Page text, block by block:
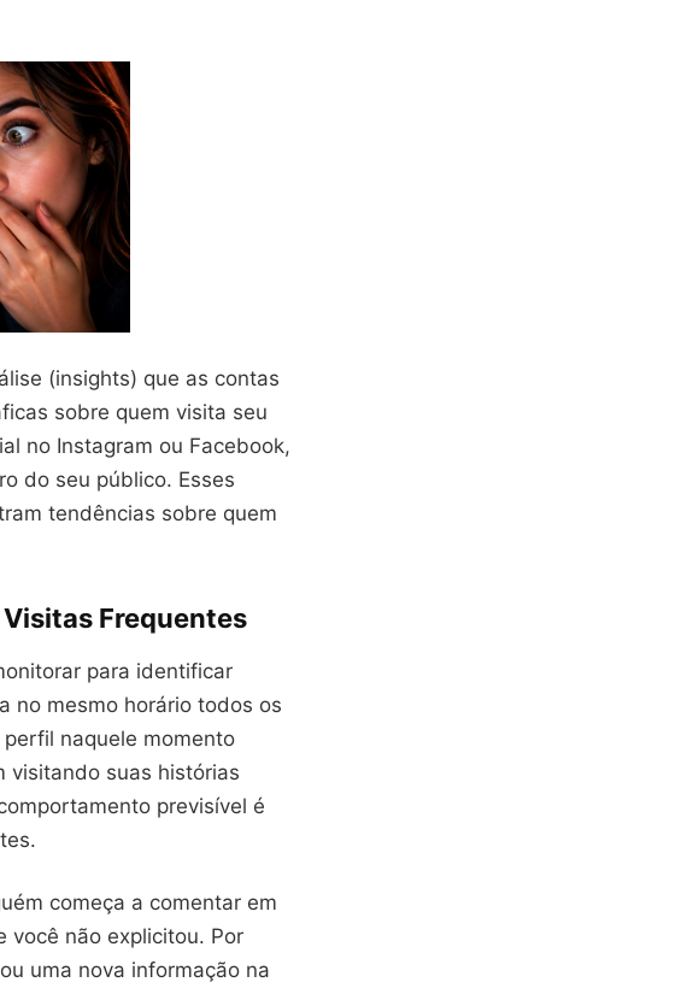
(insights) que as contas
sobre quem visita seu
no Instagram ou Facebook,
do seu público. Esses
tendências sobre quem
Frequentes
para identificar
no mesmo horário todos os
naquele momento
visitando suas histórias
previsível é
começa a comentar em
você não explicitou. Por
uma nova informação na